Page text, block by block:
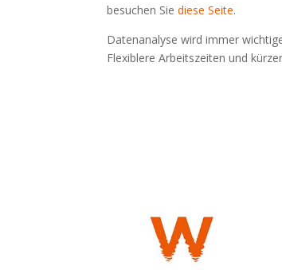
besuchen Siediese Seite.
Datenanalyse wird immer
Flexiblere Arbeitszeiten und